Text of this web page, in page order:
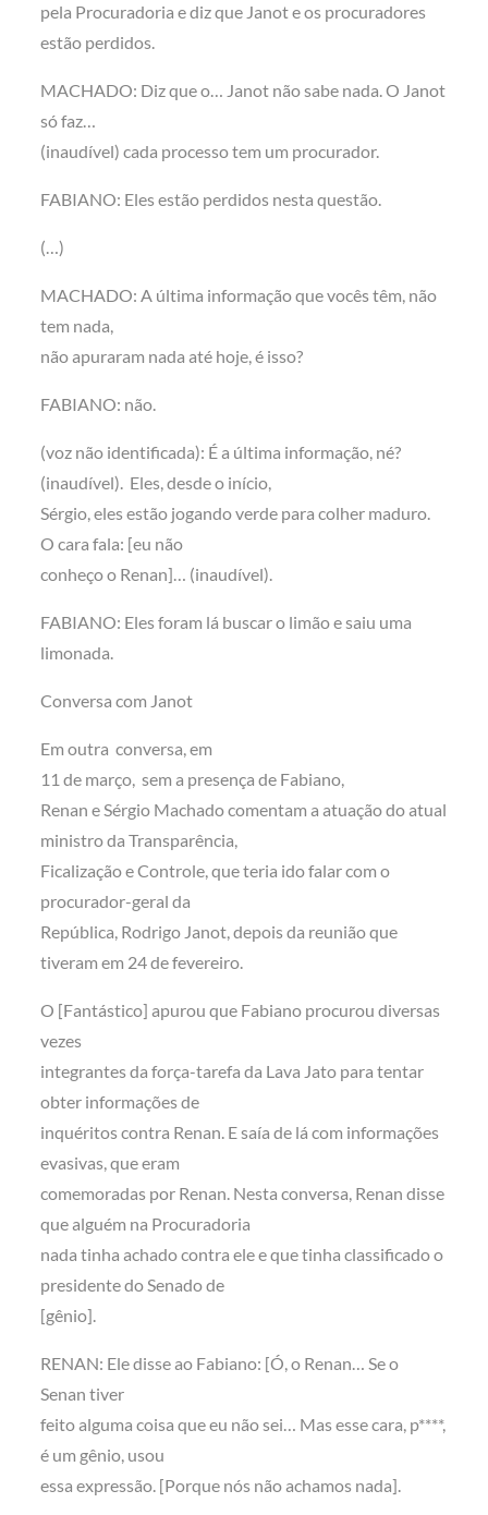
pela Procuradoria e diz que Janot e os procuradores
estão perdidos.
MACHADO: Diz que o… Janot não sabe nada. O Janot
só faz…
(inaudível) cada processo tem um procurador.
FABIANO: Eles estão perdidos nesta questão.
(…)
MACHADO: A última informação que vocês têm, não
tem nada,
não apuraram nada até hoje, é isso?
FABIANO: não.
(voz não identificada): É a última informação, né?
(inaudível). Eles, desde o início,
Sérgio, eles estão jogando verde para colher maduro.
O cara fala: [eu não
conheço o Renan]… (inaudível).
FABIANO: Eles foram lá buscar o limão e saiu uma
limonada.
Conversa com Janot
Em outra conversa, em
11 de março, sem a presença de Fabiano,
Renan e Sérgio Machado comentam a atuação do atual
ministro da Transparência,
Ficalização e Controle, que teria ido falar com o
procurador-geral da
República, Rodrigo Janot, depois da reunião que
tiveram em 24 de fevereiro.
O [Fantástico] apurou que Fabiano procurou diversas
vezes
integrantes da força-tarefa da Lava Jato para tentar
obter informações de
inquéritos contra Renan. E saía de lá com informações
evasivas, que eram
comemoradas por Renan. Nesta conversa, Renan disse
que alguém na Procuradoria
nada tinha achado contra ele e que tinha classificado o
presidente do Senado de
[gênio].
RENAN: Ele disse ao Fabiano: [Ó, o Renan… Se o
Senan tiver
feito alguma coisa que eu não sei… Mas esse cara, p****,
é um gênio, usou
essa expressão. [Porque nós não achamos nada].